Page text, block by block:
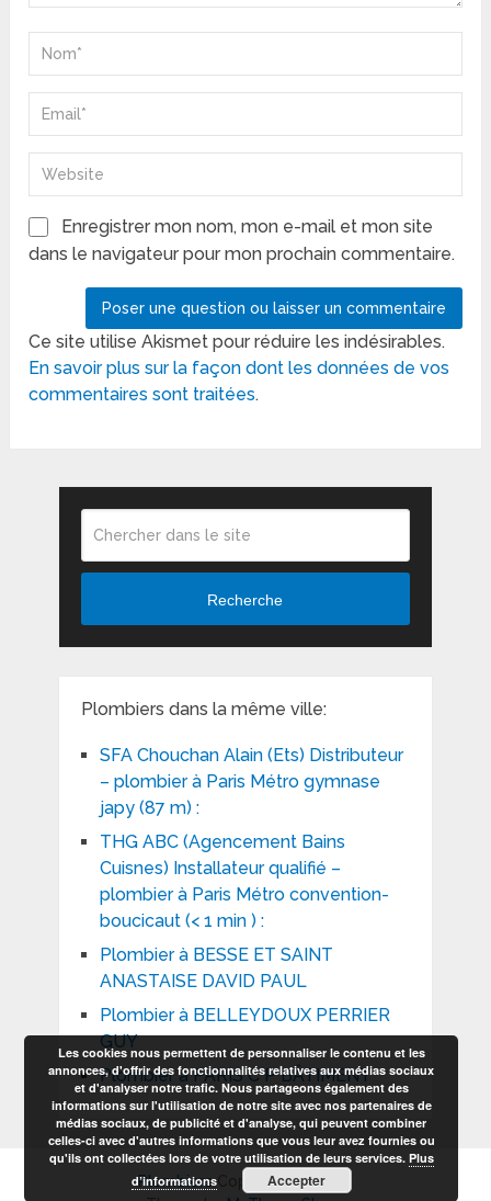
Enregistrer mon nom, mon e-mail et mon site
dans le navigateur pour mon prochain commentaire.
Ce site utilise Akismet pour réduire les indésirables.
En savoir plus sur la façon dont les données de vos
commentaires sont traitées.
Recherche
Plombiers dans la même ville:
SFA Chouchan Alain (Ets) Distributeur
– plombier à Paris Métro gymnase
japy (87 m) :
THG ABC (Agencement Bains
Cuisnes) Installateur qualifié –
plombier à Paris Métro convention-
boucicaut (< 1 min ) :
Plombier à BESSE ET SAINT
ANASTAISE DAVID PAUL
Plombier à BELLEYDOUX PERRIER
GUY
Plombier à PARIS C P BÂTIMENT
PlombiersCopyright © 2026.
Les cookies nous permettent de personnaliser le contenu et les
annonces, d'offrir des fonctionnalités relatives aux médias sociaux
et d'analyser notre trafic. Nous partageons également des
informations sur l'utilisation de notre site avec nos partenaires de
médias sociaux, de publicité et d'analyse, qui peuvent combiner
celles-ci avec d'autres informations que vous leur avez fournies ou
qu'ils ont collectées lors de votre utilisation de leurs services. Plus
d’informations
Accepter